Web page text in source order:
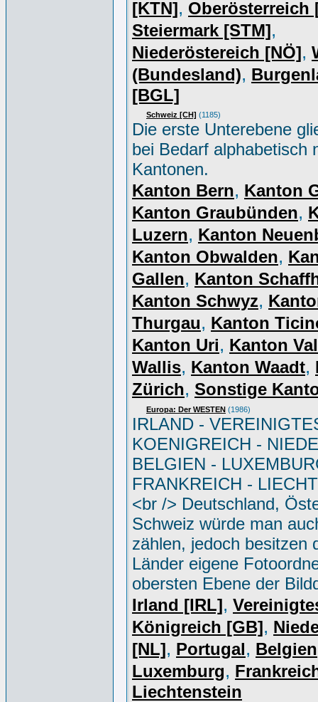
[KTN], Oberösterreich
Steiermark [STM],
Niederöstereich [NÖ],
(Bundesland),
[BGL]
Schweiz [CH] (1185)
Die erste Unterebene
bei Bedarf alphabetisch
Kantonen.
Kanton Bern, Kanton
Kanton Graubünden,
Luzern, Kanton
Kanton Obwalden,
Gallen, Kanton
Kanton Schwyz,
Thurgau, Kanton
Kanton Uri, Kanton
Wallis, Kanton Waadt,
Zürich, Sonstige
Europa: Der WESTEN (1986)
IRLAND -
KOENIGREICH -
BELGIEN -
FRANKREICH -
<br /> Deutschland,
Schweiz würde man
zählen, jedoch besitzen
Länder eigene
obersten Ebene der
Irland [IRL],
Königreich [GB],
[NL], Portugal, Belgien
Luxemburg,
Liechtenstein